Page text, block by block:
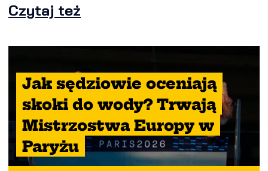
Czytaj też
Jak sędziowie oceniają
skoki do wody? Trwają
Mistrzostwa Europy w
Paryżu